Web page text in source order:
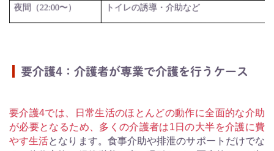
夜間（22:00〜） トイレの誘導・介助など
要介護4：介護者が専業で介護を行うケース
要介護4では、日常生活のほとんどの動作に全面的な介助
が必要となるため、多くの介護者は1日の大半を介護に費
やす生活となります。食事介助や排泄のサポートだけでな